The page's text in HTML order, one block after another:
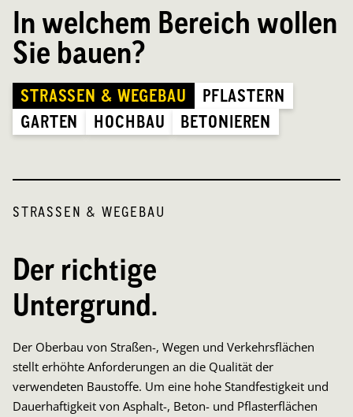
In welchem Bereich wollen
Sie bauen?
STRASSEN & WEGEBAU
PFLASTERN
GARTEN
HOCHBAU BETONIEREN
STRASSEN & WEGEBAU
Der richtige
Untergrund.
Der Oberbau von Straßen-, Wegen und Verkehrsflächen
stellt erhöhte Anforderungen an die Qualität der
verwendeten Baustoffe. Um eine hohe Standfestigkeit und
Dauerhaftigkeit von Asphalt-, Beton- und Pflasterflächen